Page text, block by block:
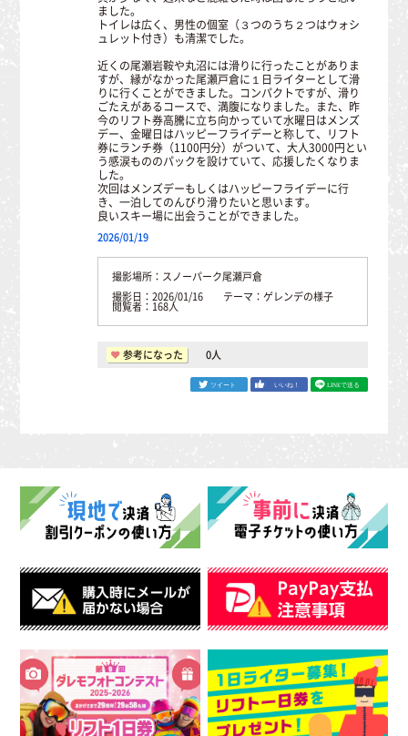
ました。
トイレは広く、男性の個室（３つのうち２つはウォシ
ュレット付き）も清潔でした。
近くの尾瀬岩鞍や丸沼には滑りに行ったことがありま
すが、縁がなかった尾瀬戸倉に１日ライターとして滑
りに行くことができました。コンパクトですが、滑り
ごたえがあるコースで、満腹になりました。また、昨
今のリフト券高騰に立ち向かっていて水曜日はメンズ
デー、金曜日はハッピーフライデーと称して、リフト
券にランチ券（1100円分）がついて、大人3000円とい
う感涙もののパックを設けていて、応援したくなりま
した。
次回はメンズデーもしくはハッピーフライデーに行
き、一泊してのんびり滑りたいと思います。
良いスキー場に出会うことができました。
2026/01/19
撮影場所：スノーパーク尾瀬戸倉
撮影日：2026/01/16 テーマ：ゲレンデの様子
閲覧者：168人
参考になった 0人